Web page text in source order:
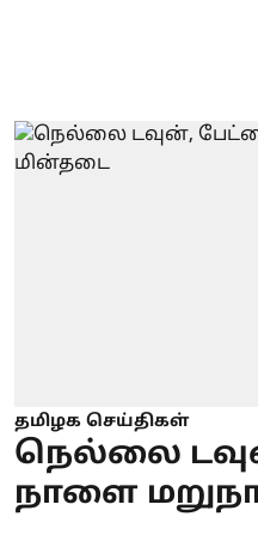
தமிழக செய்திகள்
நெல்லை
நாளை